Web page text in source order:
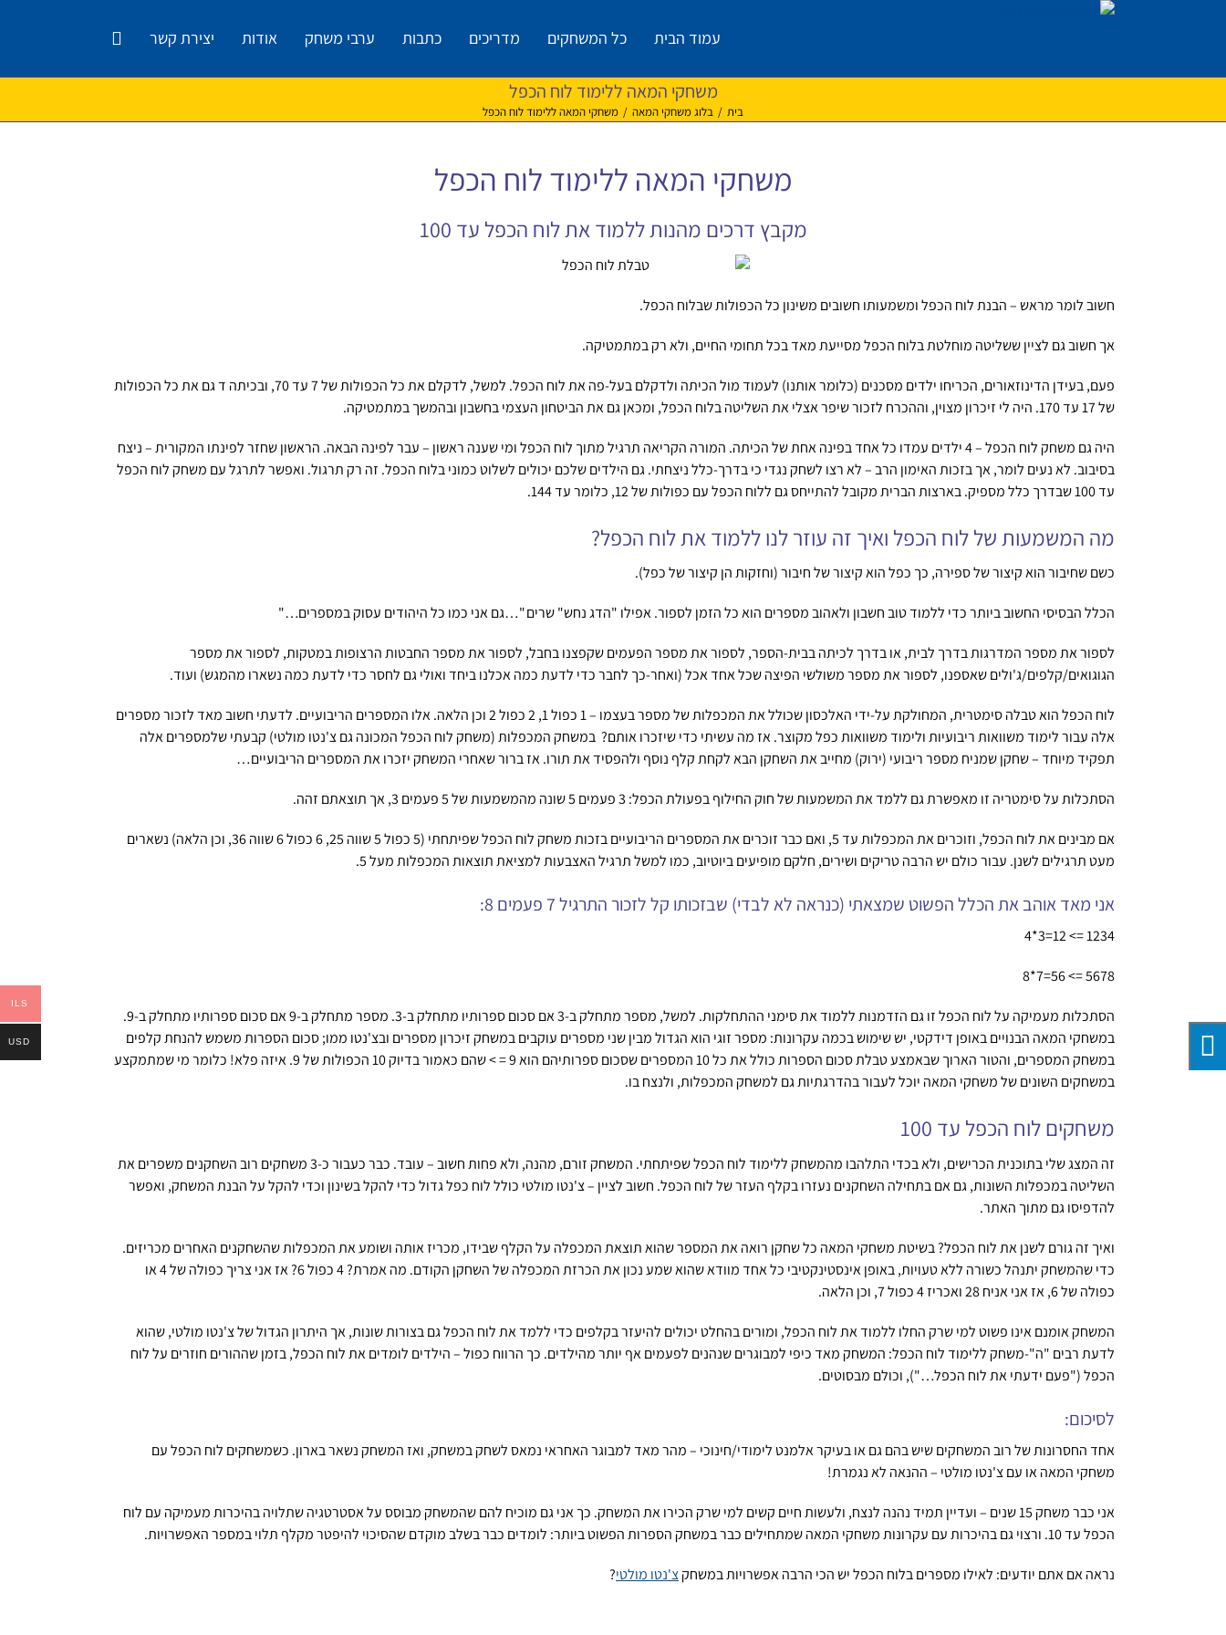
עמוד הבית כל המשחקים מדריכים כתבות ערבי משחק אודות יצירת קשר
משחקי המאה ללימוד לוח הכפל
בית / בלוג משחקי המאה / משחקי המאה ללימוד לוח הכפל
משחקי המאה ללימוד לוח הכפל
מקבץ דרכים מהנות ללמוד את לוח הכפל עד 100
חשוב לומר מראש – הבנת לוח הכפל ומשמעותו חשובים משינון כל הכפולות שבלוח הכפל.
אך חשוב גם לציין ששליטה מוחלטת בלוח הכפל מסייעת מאד בכל תחומי החיים, ולא רק במתמטיקה.
פעם, בעידן הדינוזאורים, הכריחו ילדים מסכנים (כלומר אותנו) לעמוד מול הכיתה ולדקלם בעל-פה את לוח הכפל. למשל, לדקלם את כל הכפולות של 7 עד 70, ובכיתה ד גם את כל הכפולות
של 17 עד 170. היה לי זיכרון מצוין, וההכרח לזכור שיפר אצלי את השליטה בלוח הכפל, ומכאן גם את הביטחון העצמי בחשבון ובהמשך במתמטיקה.
היה גם משחק לוח הכפל – 4 ילדים עמדו כל אחד בפינה אחת של הכיתה. המורה הקריאה תרגיל מתוך לוח הכפל ומי שענה ראשון – עבר לפינה הבאה. הראשון שחזר לפינתו המקורית – ניצח
בסיבוב. לא נעים לומר, אך בזכות האימון הרב – לא רצו לשחק נגדי כי בדרך-כלל ניצחתי. גם הילדים שלכם יכולים לשלוט כמוני בלוח הכפל. זה רק תרגול. ואפשר לתרגל עם משחק לוח הכפל
עד 100 שבדרך כלל מספיק. בארצות הברית מקובל להתייחס גם ללוח הכפל עם כפולות של 12, כלומר עד 144.
מה המשמעות של לוח הכפל ואיך זה עוזר לנו ללמוד את לוח הכפל?
כשם שחיבור הוא קיצור של ספירה, כך כפל הוא קיצור של חיבור (וחזקות הן קיצור של כפל).
הכלל הבסיסי החשוב ביותר כדי ללמוד טוב חשבון ולאהוב מספרים הוא כל הזמן לספור. אפילו "הדג נחש" שרים "…גם אני כמו כל היהודים עסוק במספרים…"
לספור את מספר המדרגות בדרך לבית, או בדרך לכיתה בבית-הספר, לספור את מספר הפעמים שקפצנו בחבל, לספור את מספר החבטות הרצופות במטקות, לספור את מספר
הגוגואים/קלפים/ג'ולים שאספנו, לספור את מספר משולשי הפיצה שכל אחד אכל (ואחר-כך לחבר כדי לדעת כמה אכלנו ביחד ואולי גם לחסר כדי לדעת כמה נשארו מהמגש) ועוד.
לוח הכפל הוא טבלה סימטרית, המחולקת על-ידי האלכסון שכולל את המכפלות של מספר בעצמו – 1 כפול 1, 2 כפול 2 וכן הלאה. אלו המספרים הריבועיים. לדעתי חשוב מאד לזכור מספרים
אלה עבור לימוד משוואות ריבועיות ולימוד משוואות כפל מקוצר. אז מה עשיתי כדי שיזכרו אותם? במשחק המכפלות (משחק לוח הכפל המכונה גם צ'נטו מולטי) קבעתי שלמספרים אלה
תפקיד מיוחד – שחקן שמניח מספר ריבועי (ירוק) מחייב את השחקן הבא לקחת קלף נוסף ולהפסיד את תורו. אז ברור שאחרי המשחק יזכרו את המספרים הריבועיים…
הסתכלות על סימטריה זו מאפשרת גם ללמד את המשמעות של חוק החילוף בפעולת הכפל: 3 פעמים 5 שונה מהמשמעות של 5 פעמים 3, אך תוצאתם זהה.
אם מבינים את לוח הכפל, וזוכרים את המכפלות עד 5, ואם כבר זוכרים את המספרים הריבועיים בזכות משחק לוח הכפל שפיתחתי (5 כפול 5 שווה 25, 6 כפול 6 שווה 36, וכן הלאה) נשארים
מעט תרגילים לשנן. עבור כולם יש הרבה טריקים ושירים, חלקם מופיעים ביוטיוב, כמו למשל תרגיל האצבעות למציאת תוצאות המכפלות מעל 5.
אני מאד אוהב את הכלל הפשוט שמצאתי (כנראה לא לבדי) שבזכותו קל לזכור התרגיל 7 פעמים 8:
1234 => 12=3*4
5678 => 56=7*8
הסתכלות מעמיקה על לוח הכפל זו גם הזדמנות ללמוד את סימני ההתחלקות. למשל, מספר מתחלק ב-3 אם סכום ספרותיו מתחלק ב-3. מספר מתחלק ב-9 אם סכום ספרותיו מתחלק ב-9.
במשחקי המאה הבנויים באופן דידקטי, יש שימוש בכמה עקרונות: מספר זוגי הוא הגדול מבין שני מספרים עוקבים במשחק זיכרון מספרים ובצ'נטו ממו; סכום הספרות משמש להנחת קלפים
במשחק המספרים, והטור הארוך שבאמצע טבלת סכום הספרות כולל את כל 10 המספרים שסכום ספרותיהם הוא 9 = > שהם כאמור בדיוק 10 הכפולות של 9. איזה פלא! כלומר מי שמתמקצע
במשחקים השונים של משחקי המאה יוכל לעבור בהדרגתיות גם למשחק המכפלות, ולנצח בו.
משחקים לוח הכפל עד 100
זה המצג שלי בתוכנית הכרישים, ולא בכדי התלהבו מהמשחק ללימוד לוח הכפל שפיתחתי. המשחק זורם, מהנה, ולא פחות חשוב – עובד. כבר כעבור כ-3 משחקים רוב השחקנים משפרים את
השליטה במכפלות השונות, גם אם בתחילה השחקנים נעזרו בקלף העזר של לוח הכפל. חשוב לציין – צ'נטו מולטי כולל לוח כפל גדול כדי להקל בשינון וכדי להקל על הבנת המשחק, ואפשר
להדפיסו גם מתוך האתר.
ואיך זה גורם לשנן את לוח הכפל? בשיטת משחקי המאה כל שחקן רואה את המספר שהוא תוצאת המכפלה על הקלף שבידו, מכריז אותה ושומע את המכפלות שהשחקנים האחרים מכריזים.
כדי שהמשחק יתנהל כשורה ללא טעויות, באופן אינסטינקטיבי כל אחד מוודא שהוא שמע נכון את הכרזת המכפלה של השחקן הקודם. מה אמרת? 4 כפול 6? אז אני צריך כפולה של 4 או
כפולה של 6, אז אני אניח 28 ואכריז 4 כפול 7, וכן הלאה.
המשחק אומנם אינו פשוט למי שרק החלו ללמוד את לוח הכפל, ומורים בהחלט יכולים להיעזר בקלפים כדי ללמד את לוח הכפל גם בצורות שונות, אך היתרון הגדול של צ'נטו מולטי, שהוא
לדעת רבים "ה"-משחק ללימוד לוח הכפל: המשחק מאד כיפי למבוגרים שנהנים לפעמים אף יותר מהילדים. כך הרווח כפול – הילדים לומדים את לוח הכפל, בזמן שההורים חוזרים על לוח
הכפל ("פעם ידעתי את לוח הכפל…"), וכולם מבסוטים.
לסיכום:
אחד החסרונות של רוב המשחקים שיש בהם גם או בעיקר אלמנט לימודי/חינוכי – מהר מאד למבוגר האחראי נמאס לשחק במשחק, ואז המשחק נשאר בארון. כשמשחקים לוח הכפל עם
משחקי המאה או עם צ'נטו מולטי – ההנאה לא נגמרת!
אני כבר משחק 15 שנים – ועדיין תמיד נהנה לנצח, ולעשות חיים קשים למי שרק הכירו את המשחק. כך אני גם מוכיח להם שהמשחק מבוסס על אסטרטגיה שתלויה בהיכרות מעמיקה עם לוח
הכפל עד 10. ורצוי גם בהיכרות עם עקרונות משחקי המאה שמתחילים כבר במשחק הספרות הפשוט ביותר: לומדים כבר בשלב מוקדם שהסיכוי להיפטר מקלף תלוי במספר האפשרויות.
נראה אם אתם יודעים: לאילו מספרים בלוח הכפל יש הכי הרבה אפשרויות במשחקצ'נטו מולטי?
ILS
USD